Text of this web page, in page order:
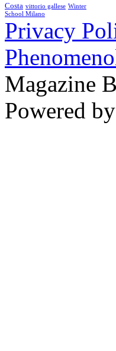
Costa vittorio gallese Winter
School Milano
Privacy
Magazine
Powered by